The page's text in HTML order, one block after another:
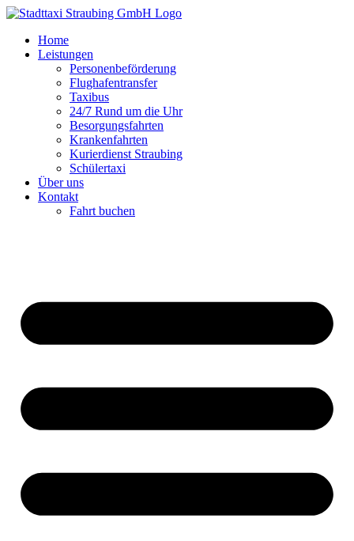
Zum
springenHome
Leistungen
Personenbeförderung
Flughafentransfer
Taxibus
24/7 Rund um die Uhr
Besorgungsfahrten
Krankenfahrten
Kurierdienst Straubing
Schülertaxi
Über uns
Kontakt
Fahrt buchen